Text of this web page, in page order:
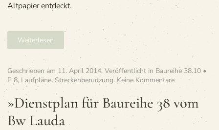
Altpapier entdeckt.
Weiterlesen
Geschrieben am 11. April 2014. Veröffentlicht in Baureihe 38.10 •
P 8, Laufpläne, Streckenbenutzung. Keine Kommentarezu
»Dienst­
plan
für
»Dienst­plan für Bau­reihe 38 vom
Bw Lauda